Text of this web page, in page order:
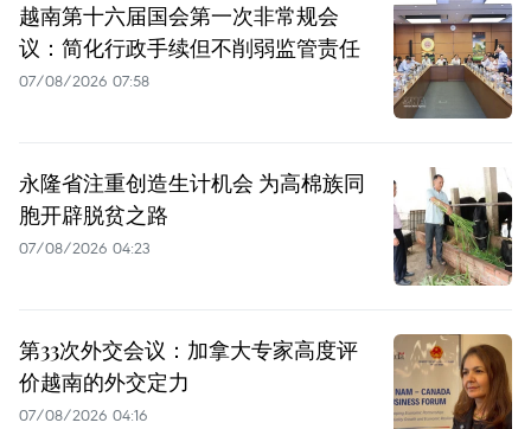
越南第十六届国会第一次非常规会
议：简化行政手续但不削弱监管责任
07/08/2026 07:58
永隆省注重创造生计机会 为高棉族同
胞开辟脱贫之路
07/08/2026 04:23
第33次外交会议：加拿大专家高度评
价越南的外交定力
07/08/2026 04:16